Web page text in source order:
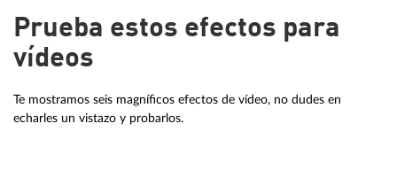
Prueba estos efectos para
vídeos
Te mostramos seis magníficos efectos de vídeo, no dudes en
echarles un vistazo y probarlos.